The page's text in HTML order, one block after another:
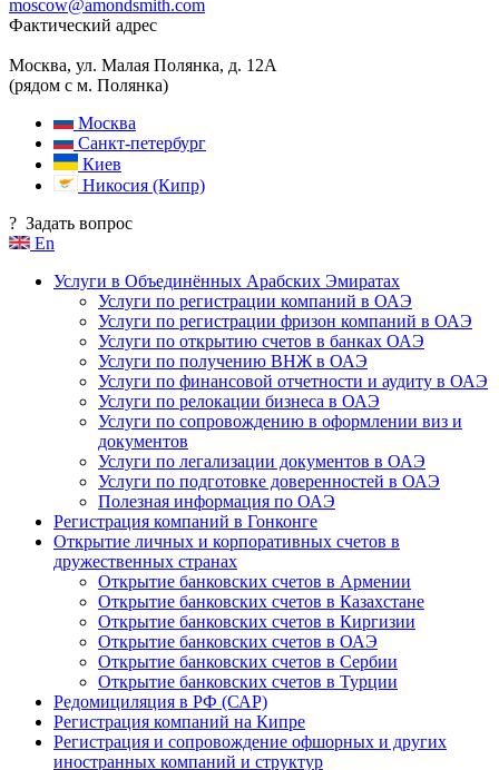
moscow@amondsmith.com
Фактический адрес
Москва, ул. Малая Полянка, д. 12А
(рядом с м. Полянка)
Москва
Санкт-петербург
Киев
Никосия (Кипр)
? Задать вопрос
En
Услуги в Объединённых Арабских Эмиратах
Услуги по регистрации компаний в ОАЭ
Услуги по регистрации фризон компаний в ОАЭ
Услуги по открытию счетов в банках ОАЭ
Услуги по получению ВНЖ в ОАЭ
Услуги по финансовой отчетности и аудиту в ОАЭ
Услуги по релокации бизнеса в ОАЭ
Услуги по сопровождению в оформлении виз и
документов
Услуги по легализации документов в ОАЭ
Услуги по подготовке доверенностей в ОАЭ
Полезная информация по ОАЭ
Регистрация компаний в Гонконге
Открытие личных и корпоративных счетов в
дружественных странах
Открытие банковских счетов в Армении
Открытие банковских счетов в Казахстане
Открытие банковских счетов в Киргизии
Открытие банковских счетов в ОАЭ
Открытие банковских счетов в Сербии
Открытие банковских счетов в Турции
Редомициляция в РФ (САР)
Регистрация компаний на Кипре
Регистрация и сопровождение офшорных и других
иностранных компаний и структур